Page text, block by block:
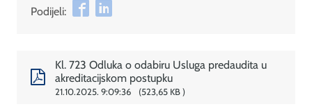
Podijeli:
Kl. 723 Odluka o odabiru Usluga predaudita u
akreditacijskom postupku
21.10.2025. 9:09:36 523,65 KB